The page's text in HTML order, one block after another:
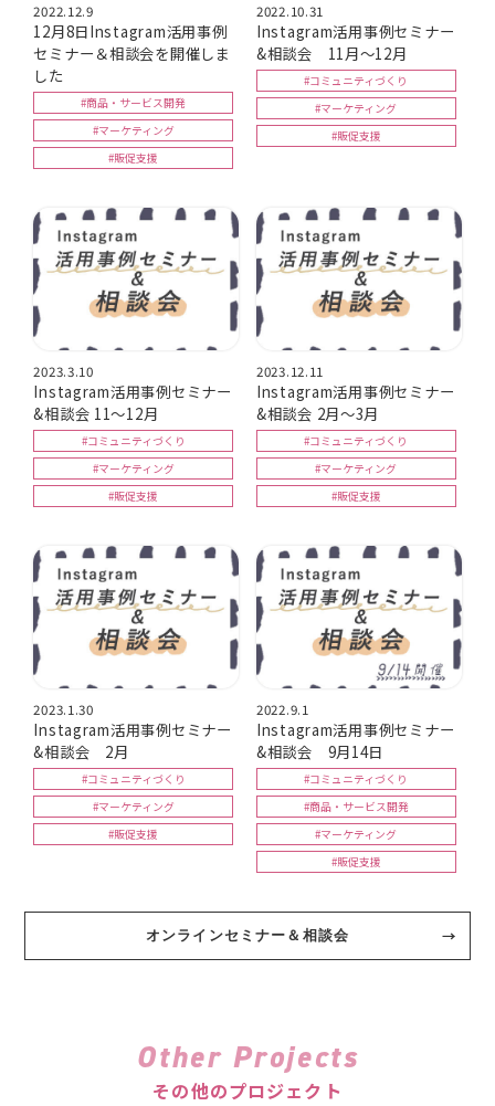
2022.12.9
12月8日Instagram活用事例
セミナー＆相談会を開催しま
した
#商品・サービス開発
#マーケティング
#販促支援
2022.10.31
Instagram活用事例セミナー
&相談会 11月～12月
#コミュニティづくり
#マーケティング
#販促支援
2023.3.10
Instagram活用事例セミナー
&相談会 11～12月
#コミュニティづくり
#マーケティング
#販促支援
2023.12.11
Instagram活用事例セミナー
&相談会 2月～3月
#コミュニティづくり
#マーケティング
#販促支援
2023.1.30
Instagram活用事例セミナー
&相談会 2月
#コミュニティづくり
#マーケティング
#販促支援
2022.9.1
Instagram活用事例セミナー
&相談会 9月14日
#コミュニティづくり
#商品・サービス開発
#マーケティング
#販促支援
オンラインセミナー＆相談会
Other Projects
その他のプロジェクト